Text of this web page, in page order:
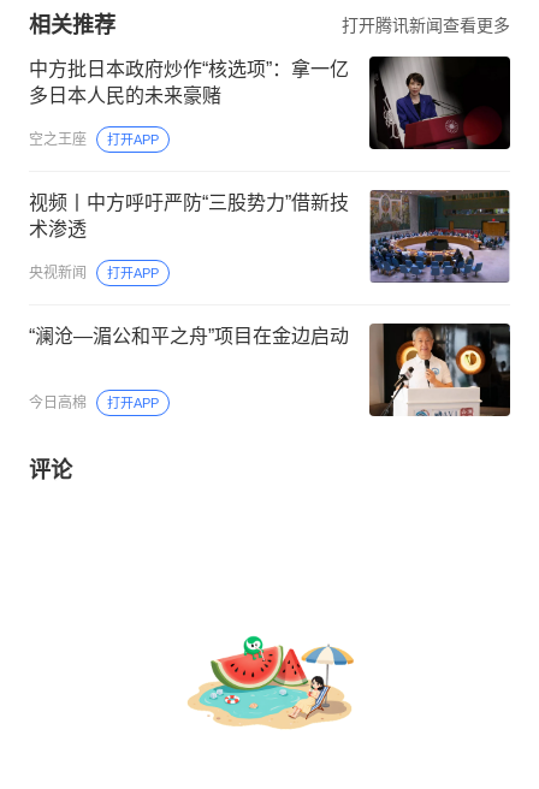
相关推荐 打开腾讯新闻查看更多
中方批日本政府炒作“核选项”：拿一亿
多日本人民的未来豪赌
空之王座 打开APP
视频丨中方呼吁严防“三股势力”借新技
术渗透
央视新闻 打开APP
“澜沧—湄公和平之舟”项目在金边启动
今日高棉 打开APP
评论